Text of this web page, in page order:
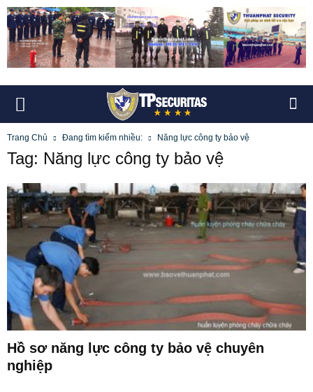
Trang Chủ Đang tìm kiếm nhiều: Năng lực công ty bảo vệ
Tag: Năng lực công ty bảo vệ
Hồ sơ năng lực công ty bảo vệ chuyên
nghiệp